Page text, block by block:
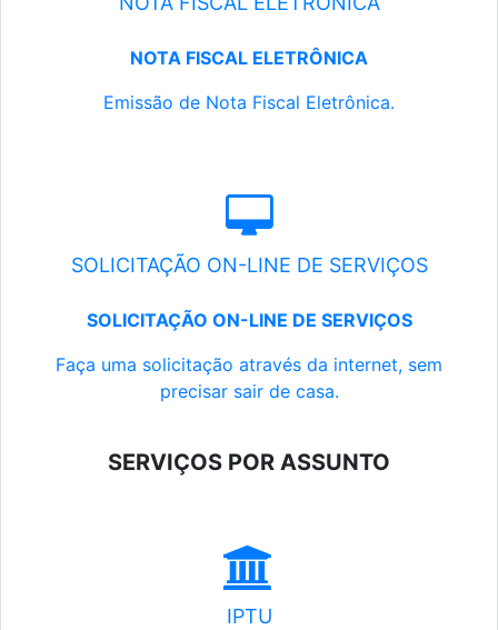
NOTA FISCAL ELETRÔNICA
Emissão de Nota Fiscal Eletrônica.
SOLICITAÇÃO ON-LINE DE SERVIÇOS
SOLICITAÇÃO ON-LINE DE SERVIÇOS
Faça uma solicitação através da internet, sem
precisar sair de casa.
SERVIÇOS POR ASSUNTO
IPTU